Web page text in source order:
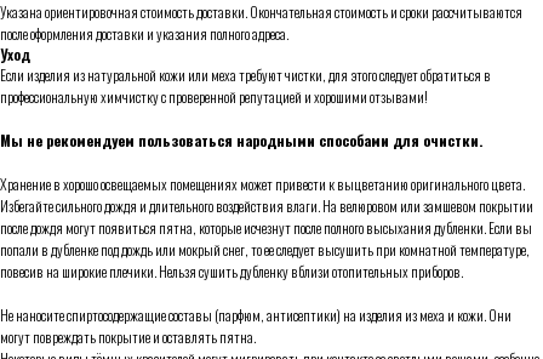
Указана ориентировочная стоимость доставки. Окончательная стоимость и сроки рассчитываются
после оформления доставки и указания полного адреса.
Уход
Если изделия из натуральной кожи или меха требуют чистки, для этого следует обратиться в
профессиональную химчистку с проверенной репутацией и хорошими отзывами!
Мы не рекомендуем пользоваться народными способами для очистки.
Хранение в хорошо освещаемых помещениях может привести к выцветанию оригинального цвета.
Избегайте сильного дождя и длительного воздействия влаги. На велюровом или замшевом покрытии
после дождя могут появиться пятна, которые исчезнут после полного высыхания дубленки. Если вы
попали в дубленке под дождь или мокрый снег, то ее следует высушить при комнатной температуре,
повесив на широкие плечики. Нельзя сушить дубленку вблизи отопительных приборов.
Не наносите спиртосодержащие составы (парфюм, антисептики) на изделия из меха и кожи. Они
могут повреждать покрытие и оставлять пятна.